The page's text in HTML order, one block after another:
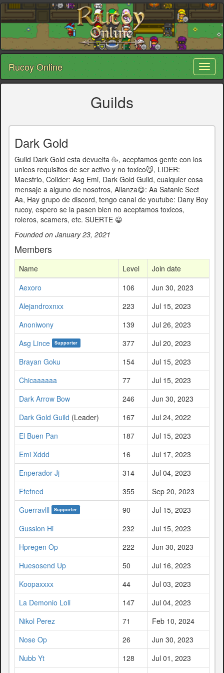
Rucoy Online
Guilds
Dark Gold
Guild Dark Gold esta devuelta 🥳, aceptamos gente con los
unicos requisitos de ser activo y no toxico😼, LIDER:
Maestrio, Colider: Asg Emi, Dark Gold Guild, cualquier cosa
mensaje a alguno de nosotros, Alianza😋: Aa Satanic Sect
Aa, Hay grupo de discord, tengo canal de youtube: Dany Boy
rucoy, espero se la pasen bien no aceptamos toxicos,
roleros, scamers, etc. SUERTE 😀
Founded on January 23, 2021
Members
Name Level
Join date
Aexoro
106
Jun 30, 2023
Alejandroxnxx
223
Jul 15, 2023
Anoniwony
139
Jul 26, 2023
Asg Lince
Supporter 377
Jul 20, 2023
Brayan Goku
154
Jul 15, 2023
Chicaaaaaa
77
Jul 15, 2023
Dark Arrow Bow
246
Jun 30, 2023
Dark Gold Guild (Leader) 167
Jul 24, 2022
El Buen Pan
187
Jul 15, 2023
Emi Xddd
16
Jul 17, 2023
Enperador Jj
314
Jul 04, 2023
Ffefned
355
Sep 20, 2023
Guerravlll
Supporter 90
Jul 15, 2023
Gussion Hi
232
Jul 15, 2023
Hpregen Op
222
Jun 30, 2023
Huesosend Up
50
Jul 16, 2023
Koopaxxxx
44
Jul 03, 2023
La Demonio Loli
147
Jul 04, 2023
Nikol Perez
71
Feb 10, 2024
Nose Op
26
Jun 30, 2023
Nubb Yt
128
Jul 01, 2023